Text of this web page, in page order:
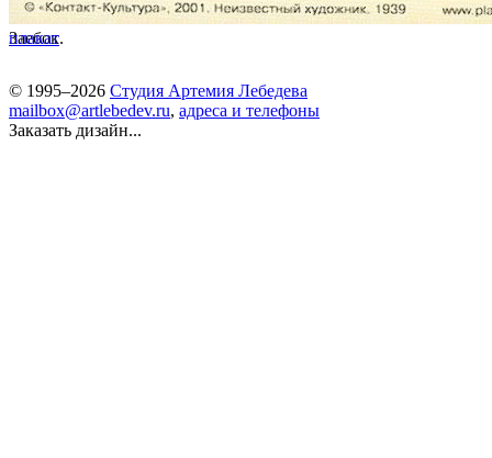
Заебок.
плакат
© 1995–2026 Студия Артемия Лебедева
mailbox@artlebedev.ru, адреса и телефоны
Заказать дизайн...